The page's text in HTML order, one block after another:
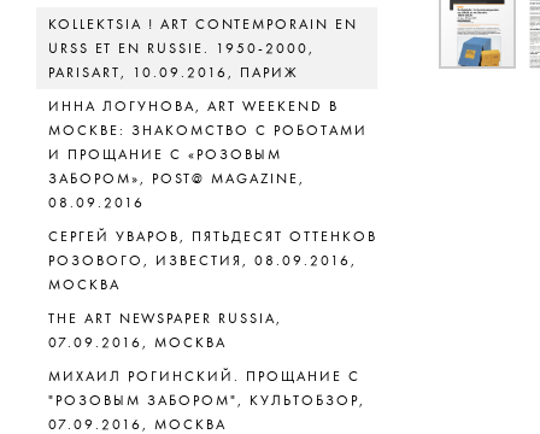
KOLLEKTSIA ! ART CONTEMPORAIN EN
URSS ET EN RUSSIE. 1950-2000,
PARISART, 10.09.2016, ПАРИЖ
ИННА ЛОГУНОВА, ART WEEKEND В
МОСКВЕ: ЗНАКОМСТВО С РОБОТАМИ
И ПРОЩАНИЕ С «РОЗОВЫМ
ЗАБОРОМ», POST@ MAGAZINE,
08.09.2016
СЕРГЕЙ УВАРОВ, ПЯТЬДЕСЯТ ОТТЕНКОВ
РОЗОВОГО, ИЗВЕСТИЯ, 08.09.2016,
МОСКВА
THE ART NEWSPAPER RUSSIA,
07.09.2016, МОСКВА
МИХАИЛ РОГИНСКИЙ. ПРОЩАНИЕ С
"РОЗОВЫМ ЗАБОРОМ", КУЛЬТОБЗОР,
07.09.2016, МОСКВА